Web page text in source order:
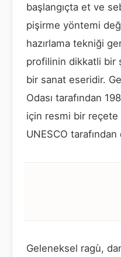
başlangıçta et ve
pişirme yöntemi
hazırlama tekniği
profilinin dikkatli bir
bir sanat eseridir.
Odası tarafından
için resmi bir reçete
UNESCO tarafından
Geleneksel ragù,